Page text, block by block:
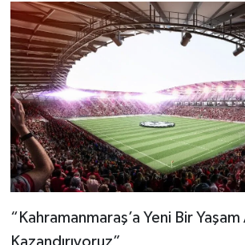
“Kahramanmaraş’a Yeni Bir Yaşam
Kazandırıyoruz”